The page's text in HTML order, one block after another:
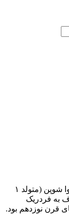
بیوگرافی شوپن بیوگرافی شوپن فردریک فرانسوا شوپن (متولد ۱
اکتبر ۱۸۴۹)، معروف به فردریک
قرن نوزدهم بود.